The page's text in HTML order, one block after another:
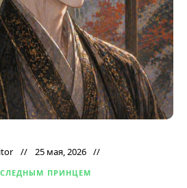
25 мая, 2026
ПРИНЦЕМ